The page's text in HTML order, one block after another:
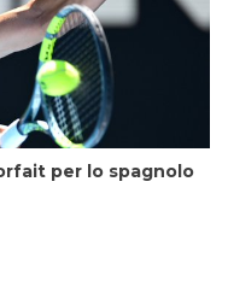
per lo spagnolo